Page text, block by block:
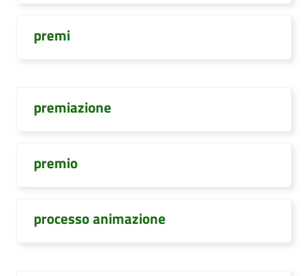
premi
premiazione
premio
processo animazione